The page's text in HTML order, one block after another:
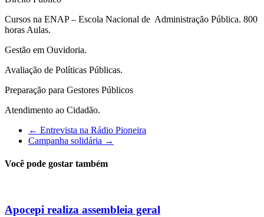
Cursos na ENAP – Escola Nacional de Administração Pública. 800
horas Aulas.
Gestão em Ouvidoria.
Avaliação de Políticas Públicas.
Preparação para Gestores Públicos
Atendimento ao Cidadão.
← Entrevista na Rádio Pioneira
Campanha solidária →
Você pode gostar também
Apocepi realiza assembleia geral